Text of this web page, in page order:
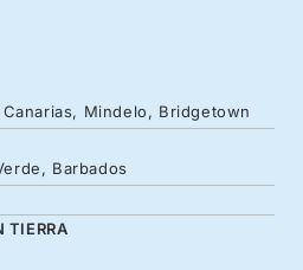
y renovadora. Los
atlánticas. Descubra
de las Canarias y las
cristalinas de Cabo
la experiencia de
a Barbados con
Canarias, Mindelo, Bridgetown
Barbados
TIERRA